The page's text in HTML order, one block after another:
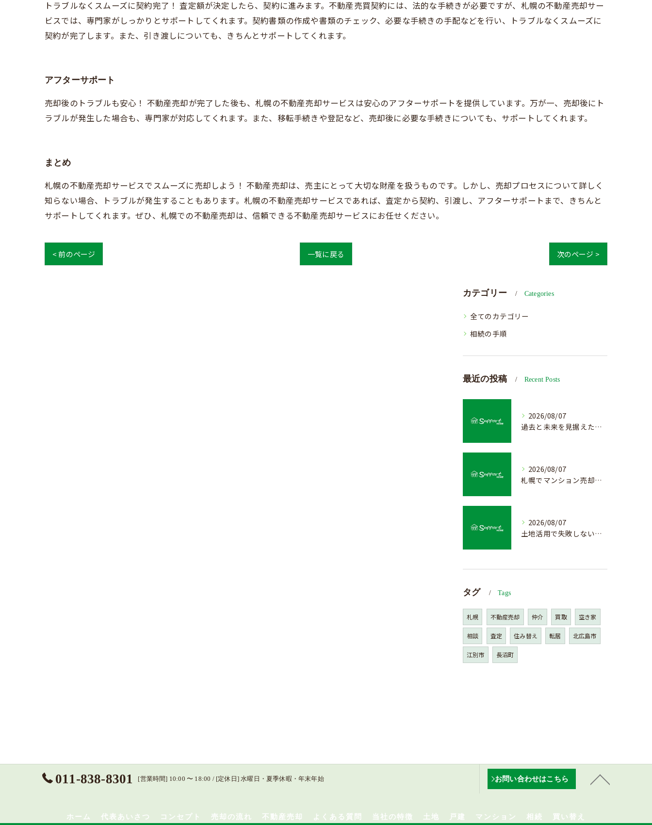
トラブルなくスムーズに契約完了！ 査定額が決定したら、契約に進みます。不動産売買契約には、法的な手続きが必要ですが、札幌の不動産売却サー
ビスでは、専門家がしっかりとサポートしてくれます。契約書類の作成や書類のチェック、必要な手続きの手配などを行い、トラブルなくスムーズに
契約が完了します。また、引き渡しについても、きちんとサポートしてくれます。
アフターサポート
売却後のトラブルも安心！ 不動産売却が完了した後も、札幌の不動産売却サービスは安心のアフターサポートを提供しています。万が一、売却後にト
ラブルが発生した場合も、専門家が対応してくれます。また、移転手続きや登記など、売却後に必要な手続きについても、サポートしてくれます。
まとめ
札幌の不動産売却サービスでスムーズに売却しよう！ 不動産売却は、売主にとって大切な財産を扱うものです。しかし、売却プロセスについて詳しく
知らない場合、トラブルが発生することもあります。札幌の不動産売却サービスであれば、査定から契約、引渡し、アフターサポートまで、きちんと
サポートしてくれます。ぜひ、札幌での不動産売却は、信頼できる不動産売却サービスにお任せください。
< 前のページ 一覧に戻る 次のページ >
カテゴリー Categories
全てのカテゴリー
相続の手順
最近の投稿 Recent Posts
2026/08/07
過去と未来を見据えた戸建て売却の秘訣
2026/08/07
札幌でマンション売却を成功させる査定と価格の見極め方
2026/08/07
土地活用で失敗しない売却準備のポイント
タグ Tags
札幌 不動産売却 仲介 買取 空き家
相談 査定 住み替え 転居 北広島市
江別市 長沼町
011-838-8301 [営業時間] 10:00 〜 18:00 / [定休日] 水曜日・夏季休暇・年末年始 お問い合わせはこちら
ホーム 代表あいさつ コンセプト 売却の流れ 不動産売却 よくある質問 当社の特徴 土地 戸建 マンション 相続 買い替え